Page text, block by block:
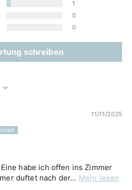
1
0
0
schreiben
11/11/2025
habe ich offen ins Zimmer
duftet nach der... Mehr lesen